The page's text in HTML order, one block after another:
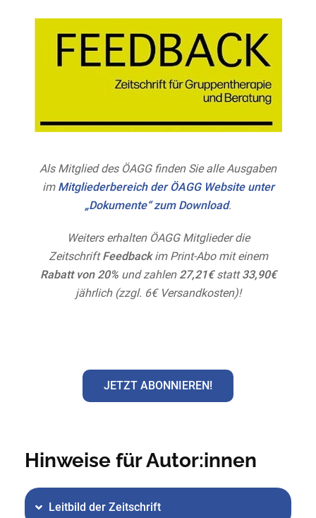
Als Mitglied des ÖAGG finden Sie alle Ausgaben
im Mitgliederbereich der ÖAGG Website unter
„Dokumente“ zum Download.
Weiters erhalten ÖAGG Mitglieder die
ZeitschriftFeedbackim Print-Abo mit einem
Rabatt von 20% und zahlen 27,21€statt33,90€
jährlich (zzgl. 6€ Versandkosten)!
JETZT ABONNIEREN!
Hinweise für Autor:innen
Leitbild der Zeitschrift